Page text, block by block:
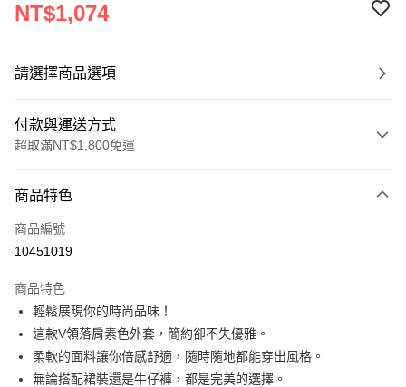
NT$1,074
請選擇商品選項
付款與運送方式
超取滿NT$1,800免運
信用卡一次付款
超商取貨付款
Apple Pay
街口支付
悠遊付
商品特色
商品編號
10451019
商品特色
輕鬆展現你的時尚品味！
這款V領落肩素色外套，簡約卻不失優雅。
柔軟的面料讓你倍感舒適，隨時隨地都能穿出風格。
無論搭配裙裝還是牛仔褲，都是完美的選擇。